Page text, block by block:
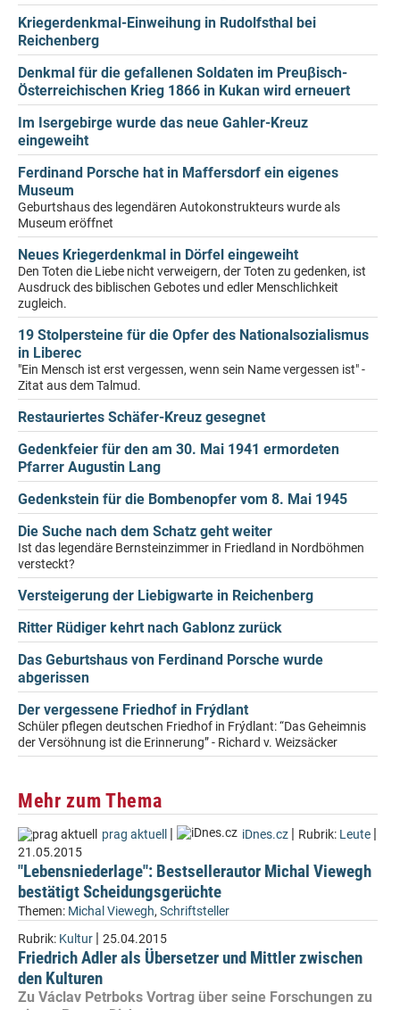
Kriegerdenkmal-Einweihung in Rudolfsthal bei
Reichenberg
Denkmal für die gefallenen Soldaten im Preuβisch-
Österreichischen Krieg 1866 in Kukan wird erneuert
Im Isergebirge wurde das neue Gahler-Kreuz
eingeweiht
Ferdinand Porsche hat in Maffersdorf ein eigenes
Museum
Geburtshaus des legendären Autokonstrukteurs wurde als
Museum eröffnet
Neues Kriegerdenkmal in Dörfel eingeweiht
Den Toten die Liebe nicht verweigern, der Toten zu gedenken, ist
Ausdruck des biblischen Gebotes und edler Menschlichkeit
zugleich.
19 Stolpersteine für die Opfer des Nationalsozialismus
in Liberec
"Ein Mensch ist erst vergessen, wenn sein Name vergessen ist" -
Zitat aus dem Talmud.
Restauriertes Schäfer-Kreuz gesegnet
Gedenkfeier für den am 30. Mai 1941 ermordeten
Pfarrer Augustin Lang
Gedenkstein für die Bombenopfer vom 8. Mai 1945
Die Suche nach dem Schatz geht weiter
Ist das legendäre Bernsteinzimmer in Friedland in Nordböhmen
versteckt?
Versteigerung der Liebigwarte in Reichenberg
Ritter Rüdiger kehrt nach Gablonz zurück
Das Geburtshaus von Ferdinand Porsche wurde
abgerissen
Der vergessene Friedhof in Frýdlant
Schüler pflegen deutschen Friedhof in Frýdlant: “Das Geheimnis
der Versöhnung ist die Erinnerung” - Richard v. Weizsäcker
Mehr zum Thema
prag aktuell | iDnes.cz | Rubrik: Leute |
21.05.2015
"Lebensniederlage": Bestsellerautor Michal Viewegh
bestätigt Scheidungsgerüchte
Themen: Michal Viewegh, Schriftsteller
Rubrik: Kultur | 25.04.2015
Friedrich Adler als Übersetzer und Mittler zwischen
den Kulturen
Zu Václav Petrboks Vortrag über seine Forschungen zu